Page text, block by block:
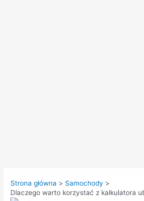
Strona główna
Samochody
Dlaczego warto korzystać z kalkulatora